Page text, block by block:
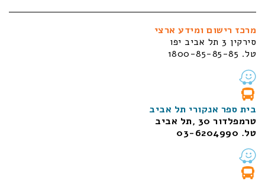
מרכז רישום ומידע ארצי
סירקין 3 תל אביב יפו
טל. 1800-85-85-85
בית ספר אנקורי תל אביב
טרמפלדור 30 ,תל אביב
טל. 03-6204990